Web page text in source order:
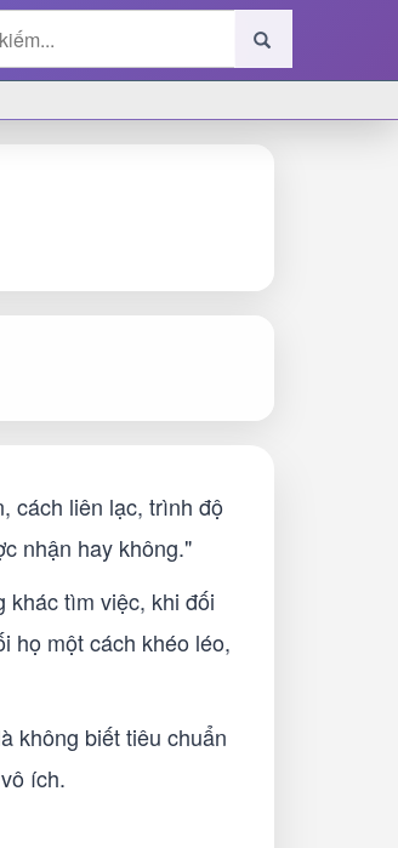
cách liên lạc, trình độ
nhận hay không."
khác tìm việc, khi đối
họ một cách khéo léo,
không biết tiêu chuẩn
ích.